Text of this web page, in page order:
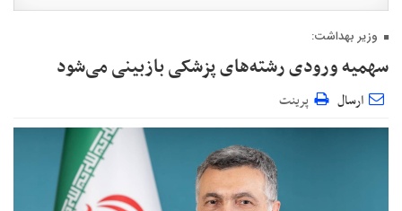
وزیر بهداشت:
سهمیه ورودی رشته‌های پزشکی بازبینی می‌شود
ارسال پرینت